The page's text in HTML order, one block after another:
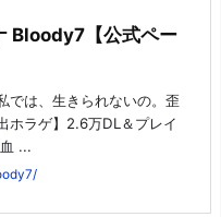
Bloody7【公式ペー
では、生きられないの。歪
ホラゲ】2.6万DL＆プレイ
...